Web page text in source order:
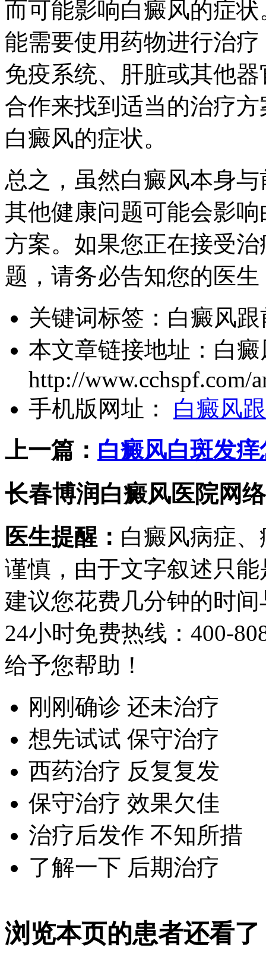
而可能影响白癜风的症
能需要使用药物进行治
免疫系统、肝脏或其他
合作来找到适当的治疗
白癜风的症状。
总之，虽然白癜风本身
其他健康问题可能会影
方案。如果您正在接受
题，请务必告知您的医
关键词标签： 白癜风
本文章链接地址： 白
http://www.cchspf.com/
手机版网址：
白癜风
上一篇： 白癜风白斑发
长春博润白癜风医院网
医生提醒： 白癜风病症
谨慎，由于文字叙述只
建议您花费几分钟的时
24小时免费热线： 400-
给予您帮助！
刚刚确诊 还未治疗
想先试试 保守治疗
西药治疗 反复复发
保守治疗 效果欠佳
治疗后发作 不知所措
了解一下 后期治疗
浏览本页的患者还看了